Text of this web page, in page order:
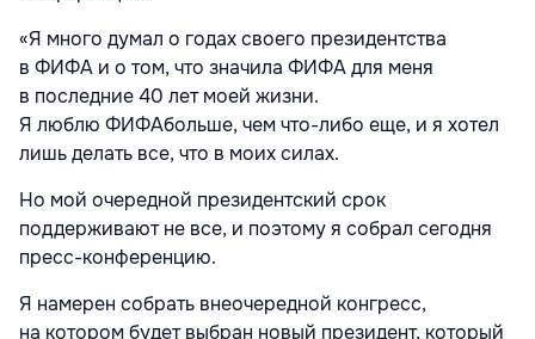
«Я много думал о годах своего президентства
в ФИФА и о том, что значила ФИФА для меня
в последние 40 лет моей жизни.
Я люблю ФИФАбольше, чем что-либо еще, и я хотел
лишь делать все, что в моих силах.
Но мой очередной президентский срок
поддерживают не все, и поэтому я собрал сегодня
пресс-конференцию.
Я намерен собрать внеочередной конгресс,
на котором будет выбран новый президент, который